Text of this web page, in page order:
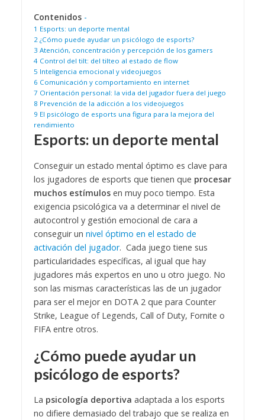
Contenidos -
1 Esports: un deporte mental
2 ¿Cómo puede ayudar un psicólogo de esports?
3 Atención, concentración y percepción de los gamers
4 Control del tilt: del tilteo al estado de flow
5 Inteligencia emocional y videojuegos
6 Comunicación y comportamiento en internet
7 Orientación personal: la vida del jugador fuera del juego
8 Prevención de la adicción a los videojuegos
9 El psicólogo de esports una figura para la mejora del
rendimiento
Esports: un deporte mental
Conseguir un estado mental óptimo es clave para
los jugadores de esports que tienen que procesar
muchos estímulosen muy poco tiempo. Esta
exigencia psicológica va a determinar el nivel de
autocontrol y gestión emocional de cara a
conseguir un nivel óptimo en el estado de
activación del jugador. Cada juego tiene sus
particularidades específicas, al igual que hay
jugadores más expertos en uno u otro juego. No
son las mismas características las de un jugador
para ser el mejor en DOTA 2 que para Counter
Strike, League of Legends, Call of Duty, Fornite o
FIFA entre otros.
¿Cómo puede ayudar un
psicólogo de esports?
La psicología deportiva adaptada a los esports
no difiere demasiado del trabajo que se realiza en